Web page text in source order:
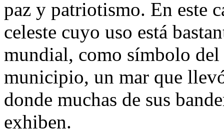
paz y patriotismo. En este
celeste cuyo uso está
mundial, como símbolo
municipio, un mar que
donde muchas de sus
exhiben.